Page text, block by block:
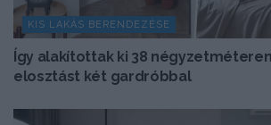
KIS LAKÁS BERENDEZÉSE
Így alakítottak ki 38
elosztást két gardróbbal